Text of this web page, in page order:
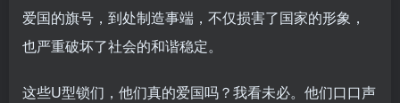
爱国的旗号，到处制造事端，不仅损害了国家的形象，
也严重破坏了社会的和谐稳定。
这些U型锁们，他们真的爱国吗？我看未必。他们口口声